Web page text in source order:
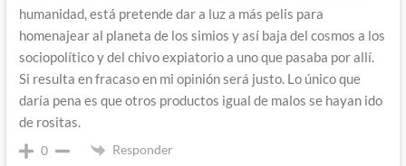
humanidad, está pretende dar a luz a más pelis para
homenajear al planeta de los simios y así baja del cosmos a los
sociopolítico y del chivo expiatorio a uno que pasaba por allí.
Si resulta en fracaso en mi opinión será justo. Lo único que
daría pena es que otros productos igual de malos se hayan ido
de rositas.
0 Responder